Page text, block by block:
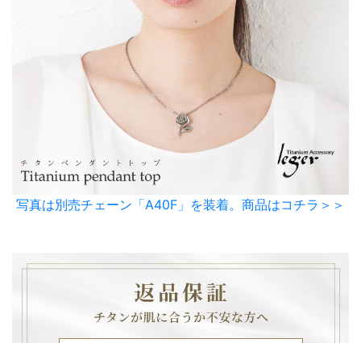
写真は別売チェーン「A40F」を装着。商品はコチラ＞＞